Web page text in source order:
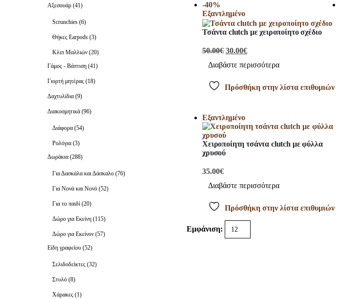
-40%
Εξαντλημένο
Τσάντα clutch με χειροποίητο σχέδιο
50.00€ 30.00€
Διαβάστε περισσότερα
Πρόσθήκη στην λίστα επιθυμιών
Εξαντλημένο
Χειροποίητη τσάντα clutch με φύλλα
χρυσού
35.00€
Διαβάστε περισσότερα
Πρόσθήκη στην λίστα επιθυμιών
Εμφάνιση:
Αξεσουάρ (41)
Scrunchies (6)
Θήκες Earpods (3)
Κλιπ Μαλλιών (20)
Γάμος - Βάπτιση (41)
Γιορτή μητέρας (18)
Δαχτυλίδια (9)
Διακοσμητικά (96)
Διάφορα (54)
Ρολόγια (3)
Δωράκια (288)
Για Δασκάλα και Δάσκαλο (76)
Για Νονά και Νονό (52)
Για το παιδί (20)
Δώρο για Εκείνη (115)
Δώρο για Εκείνον (57)
Είδη γραφείου (52)
Σελιδοδείκτες (32)
Στυλό (8)
Χάρακες (1)